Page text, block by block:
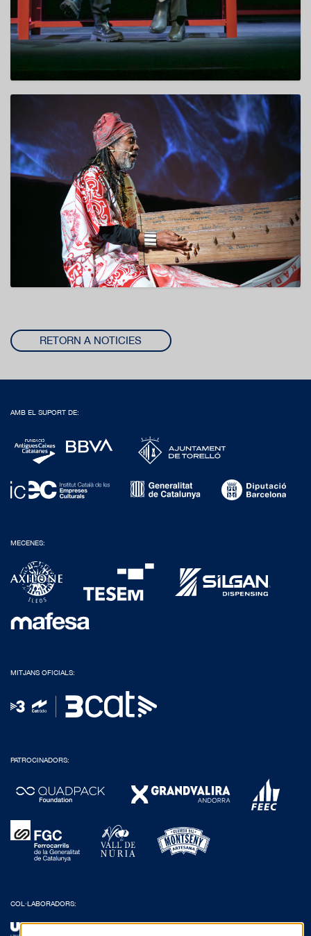
RETORN A NOTICIES
AMB EL SUPORT DE:
MECENES:
MITJANS OFICIALS:
PATROCINADORS:
COL·LABORADORS: